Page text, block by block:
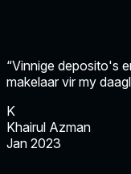
“Vinnige deposito's
makelaar vir my
K
Khairul Azman
Jan 2023